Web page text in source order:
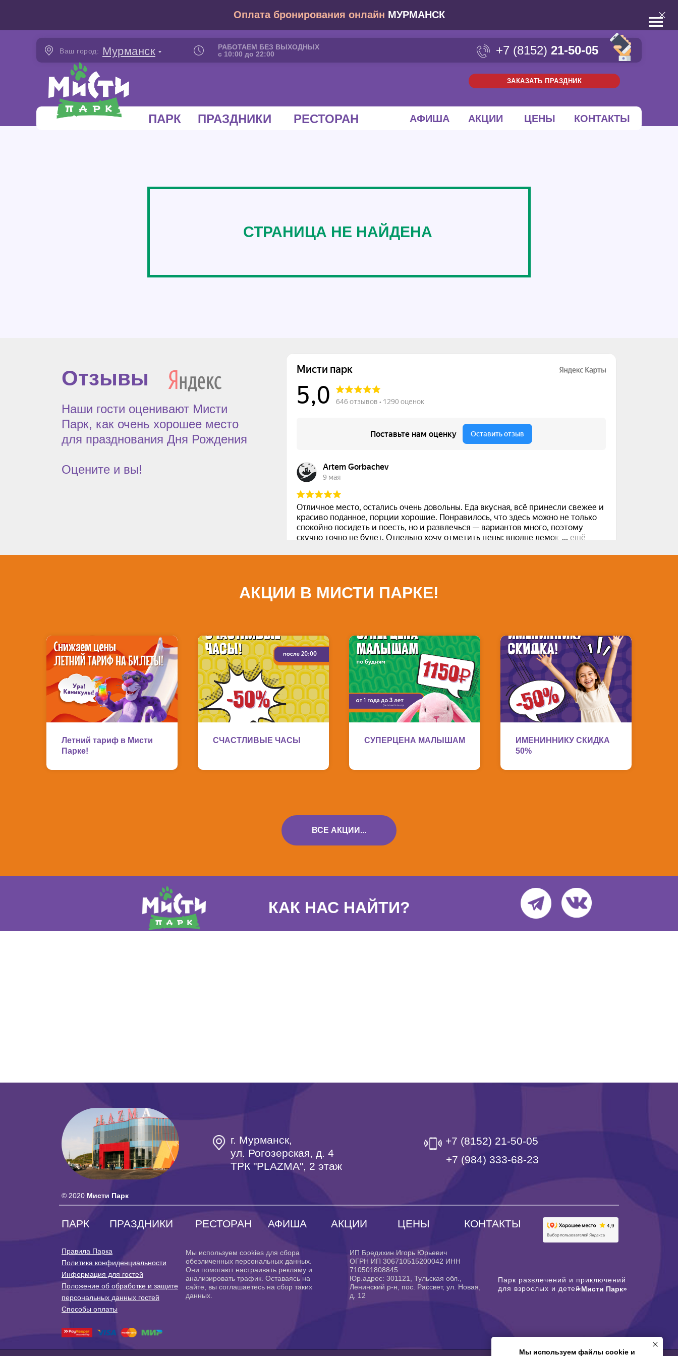
Оплата бронирования онлайн МУРМАНСК
Мурманск
РАБОТАЕМ БЕЗ ВЫХОДНЫХ
с 10:00 до 22:00
ЗАКАЗАТЬ ПРАЗДНИК
Ваш город:
ПАРК ПРАЗДНИКИ РЕСТОРАН ЦЕНЫ КОНТАКТЫ
АФИША АКЦИИ
+7 (8152) 21-50-05
СТРАНИЦА НЕ НАЙДЕНА
Отзывы
Наши гости оценивают Мисти
Парк, как очень хорошее место
для празднования Дня Рождения
Оцените и вы!
АКЦИИ В МИСТИ ПАРКЕ!
Летний тариф в Мисти
Парке!
СЧАСТЛИВЫЕ ЧАСЫ СУПЕРЦЕНА МАЛЫШАМ
ИМЕНИННИКУ СКИДКА
50%
ВСЕ АКЦИИ...
КАК НАС НАЙТИ?
г. Мурманск,
ул. Рогозерская, д. 4
ТРК "PLAZMA", 2 этаж
+7 (8152) 21-50-05
‎+7 (984) 333-68-23
© 2020 Мисти Парк
ИП Бредихин Игорь Юрьевич
ОГРН ИП 306710515200042 ИНН
710501808845
Юр.адрес: 301121, Тульская обл.,
Ленинский р-н, пос. Рассвет, ул. Новая,
д. 12
Парк развлечений и приключений
для взрослых и детей
Мы используем cookies для сбора
обезличенных персональных данных.
Они помогают настраивать рекламу и
анализировать трафик. Оставаясь на
сайте, вы соглашаетесь на сбор таких
данных.
«Мисти Парк»
ПАРК ПРАЗДНИКИ РЕСТОРАН ЦЕНЫ КОНТАКТЫ
АФИША АКЦИИ
Правила Парка
Политика конфиденциальности
Информация для гостей
Положение об обработке и защите
персональных данных гостей
Способы оплаты
Мы используем файлы cookie и